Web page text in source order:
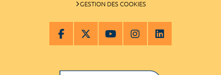
GESTION DES COOKIES